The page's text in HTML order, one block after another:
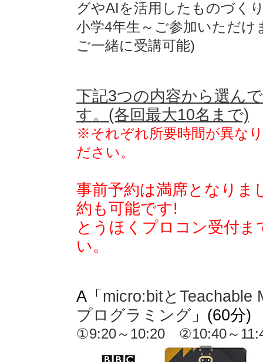
グやAIを活用したものづく
小学4年生～ご参加いただ
ご一緒に受講可能)
下記3つの内容から選ん
す。(各回最大10名まで)
※それぞれ所要時間が異な
ださい。
事前予約は満席となりま
約も可能です!
とうほくプロコン受付
い。
A「 micro:bitとTeachable
プログラミング 」(60分)
①9:20～10:20 ②10:40～